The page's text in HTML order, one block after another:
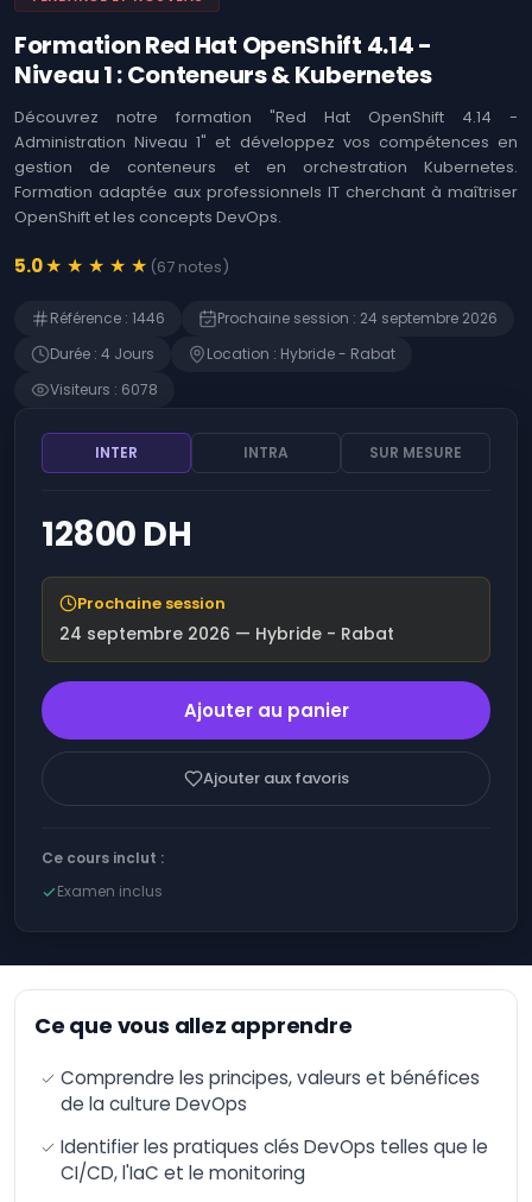
Coaching
Agile &
Ateliers
MOA ,
Business
Analysis
Développement
risques
interne
Systèmes
d'exploitation
Gouvernance
IT et
Conformité
Cloud
Computing
Blockchain
Gestion de
Salesforce
Software
opportunités offertes
par l'Intelligence
Artificielle (IA)
Immersion en IA :
Techniques et Usages
L'art de prompter les
Intelligences
Rédiger des prompts
produits d'Intelligence
Artificielle (IA)
l'Intelligence
Artificielle (IA).
Optimisez votre
productivité et vos
résultats avec l'IA
Augmenter ses
ventes grâce à
Les fondamentaux
Généralités et
Artificielle
Automatisation et
intégration avancée
Formation Red Hat OpenShift 4.14 -
Niveau 1 : Conteneurs & Kubernetes
Découvrez notre formation "Red Hat OpenShift 4.14 -
Administration Niveau 1" et développez vos compétences en
gestion de conteneurs et en orchestration Kubernetes.
Formation adaptée aux professionnels IT cherchant à maîtriser
OpenShift et les concepts DevOps.
5.0★ ★ ★ ★ ★ (67 notes)
Référence : 1446 Prochaine session : 24 septembre 2026
Durée : 4 Jours Location : Hybride - Rabat
Visiteurs : 6078
INTER INTRA SUR MESURE
12800 DH
Prochaine session
24 septembre 2026 — Hybride - Rabat
Ajouter au panier
Ajouter aux favoris
Ce cours inclut :
Examen inclus
Ce que vous allez apprendre
Comprendre les principes, valeurs et bénéfices
de la culture DevOps
Identifier les pratiques clés DevOps telles que le
CI/CD, l'IaC et le monitoring